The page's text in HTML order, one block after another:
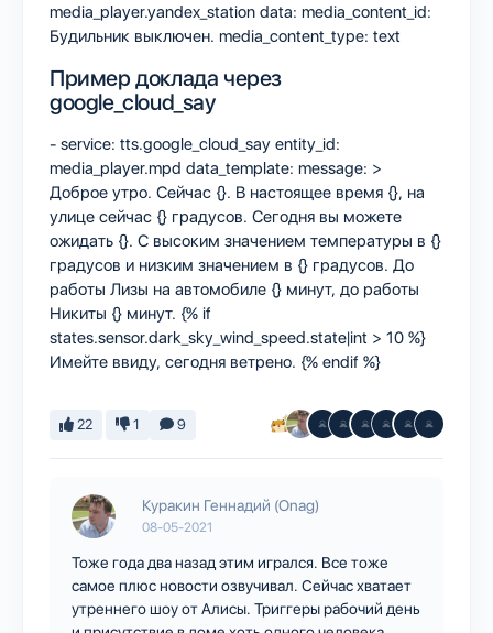
media_player.yandex_station data: media_content_id:
Будильник выключен. media_content_type: text
Пример доклада через
google_cloud_say
- service: tts.google_cloud_say entity_id:
media_player.mpd data_template: message: >
Доброе утро. Сейчас {}. В настоящее время {}, на
улице сейчас {} градусов. Сегодня вы можете
ожидать {}. С высоким значением температуры в {}
градусов и низким значением в {} градусов. До
работы Лизы на автомобиле {} минут, до работы
Никиты {} минут. {% if
states.sensor.dark_sky_wind_speed.state|int > 10 %}
Имейте ввиду, сегодня ветрено. {% endif %}
22 1 9
Куракин Геннадий (Onag)
08-05-2021
Тоже года два назад этим игрался. Все тоже
самое плюс новости озвучивал. Сейчас хватает
утреннего шоу от Алисы. Триггеры рабочий день